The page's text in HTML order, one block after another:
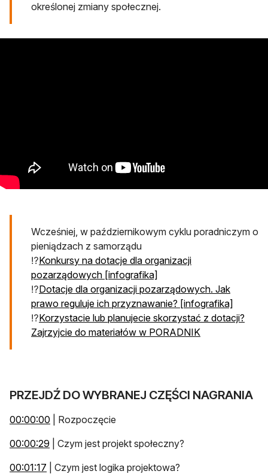
określonej zmiany społecznej.
Wcześniej, w październikowym cyklu poradniczym o
pieniądzach z samorządu
⁉️Konkursy na dotacje dla organizacji
pozarządowych [infografika]
⁉️Dotacje dla organizacji pozarządowych. Jak
prawo reguluje ich przyznawanie? [infografika]
⁉️Korzystacie lub planujecie skorzystać z dotacji?
Zajrzyjcie do materiałów w PORADNIK
PRZEJDŹ DO WYBRANEJ CZĘŚCI NAGRANIA
00:00:00 otwiera się w nowej karcie
| Rozpoczęcie
00:00:29 otwiera się w nowej karcie
| Czym jest projekt społeczny?
00:01:17 otwiera się w nowej karcie
| Czym jest logika projektowa?